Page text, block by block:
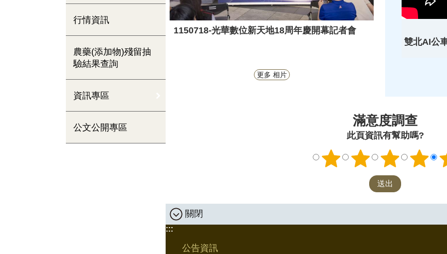
行情資訊
農藥(添加物)殘留抽
驗結果查詢
資訊專區
公文公開專區
1150718-光華數位新天地18周年慶開幕記者會
更多 相片
雙北AI公
滿意度調查
此頁資訊有幫助嗎?
關閉
:::
公告資訊